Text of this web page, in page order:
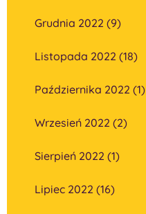
Grudnia 2022 (9)
Listopada 2022 (18)
Października 2022 (1)
Wrzesień 2022 (2)
Sierpień 2022 (1)
Lipiec 2022 (16)